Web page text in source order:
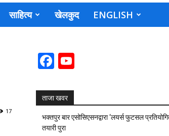
साहित्य खेलकुद ENGLISH
17
Facebook
ताजा खवर
भक्तपुर बार एसोसिएसनद्वारा ‘लयर्स फुटसल
तयारी पुरा